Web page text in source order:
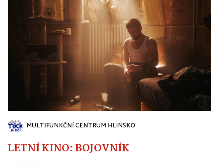
MULTIFUNKČNÍ CENTRUM HLINSKO
LETNÍ KINO: BOJOVNÍK